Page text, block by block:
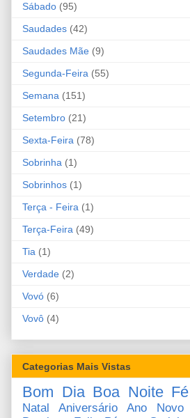
Sábado (95)
Saudades (42)
Saudades Mãe (9)
Segunda-Feira (55)
Semana (151)
Setembro (21)
Sexta-Feira (78)
Sobrinha (1)
Sobrinhos (1)
Terça - Feira (1)
Terça-Feira (49)
Tia (1)
Verdade (2)
Vovó (6)
Vovô (4)
Categorias Mais Vistas
Bom Dia Boa Noite Fé
Natal Aniversário Ano Novo